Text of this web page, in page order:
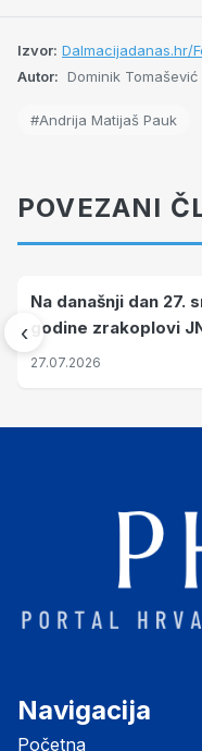
Izvor: Dalmacijadanas.hr/
Autor: Dominik Tomašević
#Andrija Matijaš Pauk
POVEZANI
‹
Na današnji dan 27.
godine zrakoplovi
su vojarnu i obučni
27.07.2026
Navigacija
Početna